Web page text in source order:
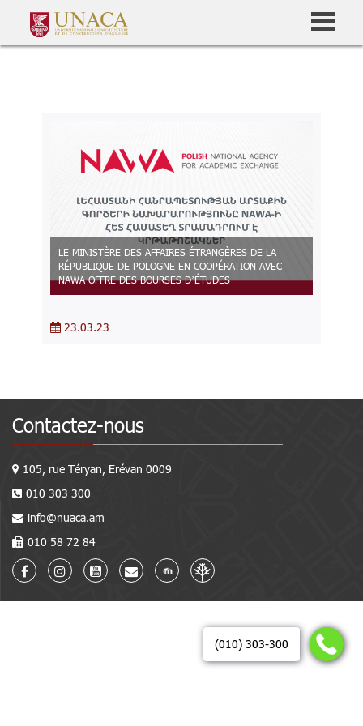
(010) 303-300
LE MINISTÈRE DES AFFAIRES ÉTRANGÈRES DE LA
RÉPUBLIQUE DE POLOGNE EN COOPÉRATION AVEC
NAWA OFFRE DES BOURSES D’ÉTUDES
23.03.23
Contactez-nous
105, rue Téryan, Erévan 0009
010 303 300
info@nuaca.am
010 58 72 84